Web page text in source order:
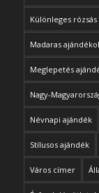
Különleges
Madaras
Meglepetés
Nagy-
Névnapi ajándék
Stílusos ajándék
Város címer